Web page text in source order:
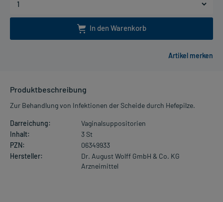
In den Warenkorb
Produktbeschreibung
Zur Behandlung von Infektionen der Scheide durch Hefepilze.
Darreichung:
Vaginalsuppositorien
Inhalt:
3 St
PZN:
06349933
Hersteller:
Dr. August Wolff GmbH & Co. KG
Arzneimittel